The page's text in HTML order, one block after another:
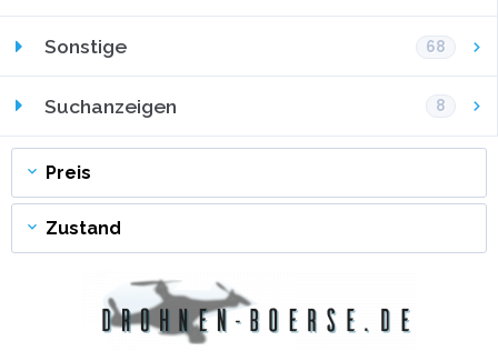
Sonstige 68
Suchanzeigen 8
Preis
Zustand